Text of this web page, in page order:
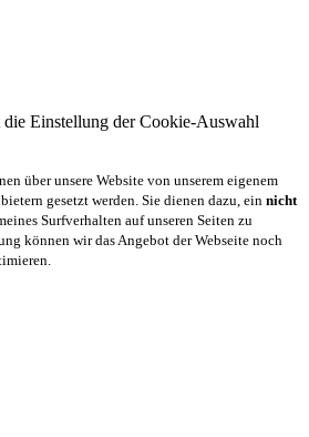
die Einstellung der Cookie-Auswahl
über unsere Website von unserem eigenem
gesetzt werden. Sie dienen dazu, ein nicht
Surfverhalten auf unseren Seiten zu
können wir das Angebot der Webseite noch